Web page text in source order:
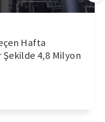
Hafta
4,8 Milyon